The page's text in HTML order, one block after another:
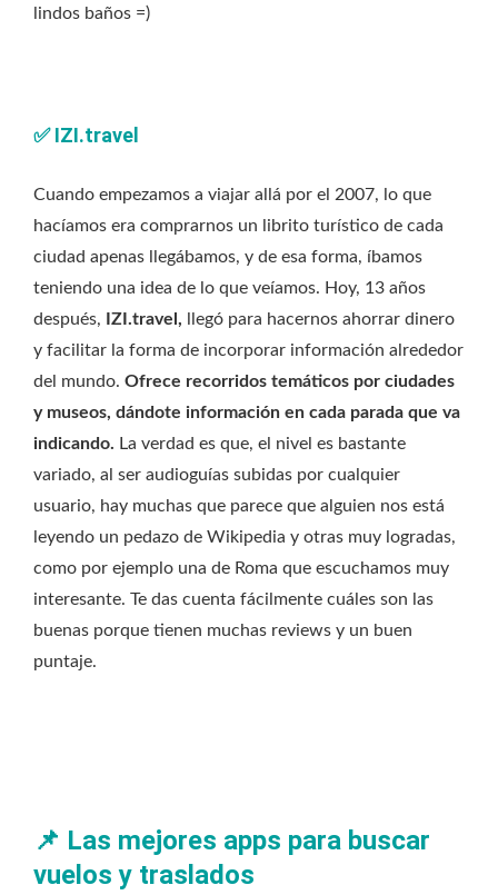
lindos baños =)
✅IZI.travel
Cuando empezamos a viajar allá por el 2007, lo que
hacíamos era comprarnos un librito turístico de cada
ciudad apenas llegábamos, y de esa forma, íbamos
teniendo una idea de lo que veíamos. Hoy, 13 años
después,
IZI.travel, llegó para hacernos ahorrar dinero
y facilitar la forma de incorporar información alrededor
del mundo. Ofrece recorridos temáticos por ciudades
y museos, dándote información en cada parada que va
indicando. La verdad es que, el nivel es bastante
variado, al ser audioguías subidas por cualquier
usuario, hay muchas que parece que alguien nos está
leyendo un pedazo de Wikipedia y otras muy logradas,
como por ejemplo una de Roma que escuchamos muy
interesante. Te das cuenta fácilmente cuáles son las
buenas porque tienen muchas reviews y un buen
puntaje.
📌 Las mejores apps para buscar
vuelos y traslados